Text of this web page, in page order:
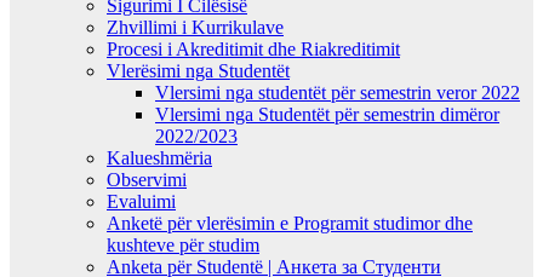
Sigurimi I Cilësisë
Zhvillimi i Kurrikulave
Procesi i Akreditimit dhe Riakreditimit
Vlerësimi nga Studentët
Vlersimi nga studentët për semestrin veror 2022
Vlersimi nga Studentët për semestrin dimëror
2022/2023
Kalueshmëria
Observimi
Evaluimi
Anketë për vlerësimin e Programit studimor dhe
kushteve për studim
Anketa për Studentë | Анкета за Студенти